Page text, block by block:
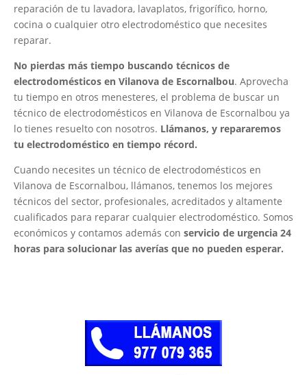
reparación de tu lavadora, lavaplatos, frigorífico, horno,
cocina o cualquier otro electrodoméstico que necesites
reparar.
No pierdas más tiempo buscando técnicos de
electrodomésticos en Vilanova de Escornalbou. Aprovecha
tu tiempo en otros menesteres, el problema de buscar un
técnico de electrodomésticos en Vilanova de Escornalbou ya
lo tienes resuelto con nosotros. Llámanos, y repararemos
tu electrodoméstico en tiempo récord.
Cuando necesites un técnico de electrodomésticos en
Vilanova de Escornalbou, llámanos, tenemos los mejores
técnicos del sector, profesionales, acreditados y altamente
cualificados para reparar cualquier electrodoméstico. Somos
económicos y contamos además con servicio de urgencia 24
horas para solucionar las averías que no pueden esperar.